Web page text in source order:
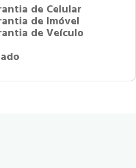
de Celular
de Imóvel
de Veículo